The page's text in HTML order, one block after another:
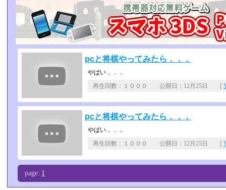
pcと将棋やってみたら．．．
やばい．．．
再生回数：１０００ 公開日：12月25日 [
pcと将棋やってみたら．．．
やばい．．．
再生回数：１０００ 公開日：12月25日 [
page: 1